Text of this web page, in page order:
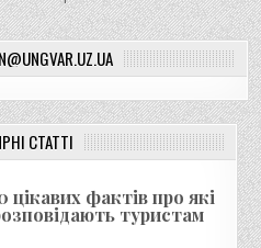
СТАТТІ
цікавих фактів про які
туристам